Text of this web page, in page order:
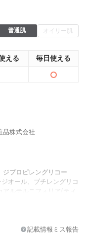
普通肌 オイリー肌
える 毎日使える
品株式会社
ジプロピレングリコー
オール、ブチレングリコ
アルテルニフォリア(ティ
クスト ラm)、カレンデ
ッパ(オリーブ)フルーツオ
記載情報ミス報告